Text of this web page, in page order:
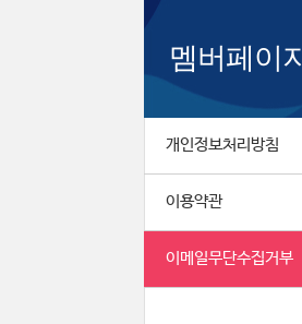
멤버페이지
개인정보처리방침
이용약관
이메일무단수집거부